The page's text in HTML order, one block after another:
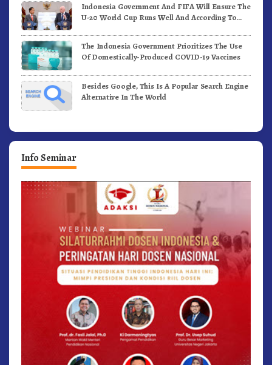
Indonesia Government And FIFA Will Ensure The
U-20 World Cup Runs Well And According To
The Indonesia Government Prioritizes The Use
Of Domestically-Produced COVID-19 Vaccines
Besides Google, This Is A Popular Search Engine
Alternative In The World
Info Seminar